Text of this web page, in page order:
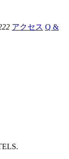
アクセス Q &